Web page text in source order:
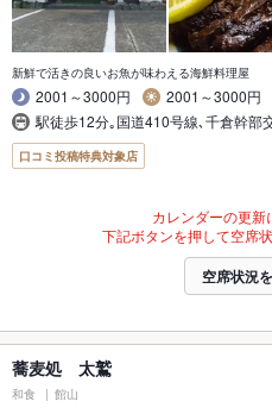
新鮮で活きの良いお魚が味わえる海鮮料理屋
2001～3000円
2001～3000円
駅徒歩12分｡国道410号線､千倉幹部
口コミ投稿特典対象店
カレンダーの更新
下記ボタンを押して空席
空席状況
蕎麦処 太鷲
和食 館山